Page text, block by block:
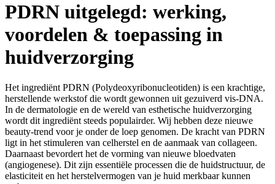
PDRN uitgelegd: werking,
voordelen & toepassing in
huidverzorging
Het ingrediënt PDRN (Polydeoxyribonucleotiden) is een krachtige,
herstellende werkstof die wordt gewonnen uit gezuiverd vis-DNA.
In de dermatologie en de wereld van esthetische huidverzorging
wordt dit ingrediënt steeds populairder. Wij hebben deze nieuwe
beauty-trend voor je onder de loep genomen. De kracht van PDRN
ligt in het stimuleren van celherstel en de aanmaak van collageen.
Daarnaast bevordert het de vorming van nieuwe bloedvaten
(angiogenese). Dit zijn essentiële processen die de huidstructuur, de
elasticiteit en het herstelvermogen van je huid merkbaar kunnen